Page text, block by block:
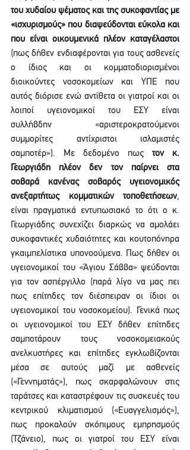
του χυδαίου ψέματος και της συκοφαντίας με
«ισχυρισμούς» που διαψεύδονται εύκολα και
που είναι οικουμενικά πλέον καταγέλαστοι
(πως δήθεν ενδιαφέρονται για τους ασθενείς
ο ίδιος και οι κομματοδιορισμένοι
διοικούντες νοσοκομείων και ΥΠΕ που
αυτός διόρισε ενώ αντίθετα οι γιατροί και οι
λοιποί υγειονομικοί του ΕΣΥ είναι
συλλήβδην «αριστεροκρατούμενοι
συμμορίτες αντίχριστοι ισλαμιστές
σαμποτέρ»). Με δεδομένο πως τον κ.
Γεωργιάδη πλέον δεν τον παίρνει στα
σοβαρά κανένας σοβαρός υγειονομικός
ανεξαρτήτως κομματικών τοποθετήσεων,
είναι πραγματικά εντυπωσιακό το ότι ο κ.
Γεωργιάδης συνεχίζει διαρκώς να αμολάει
συκοφαντικές χυδαιότητες και κουτοπόνηρα
γκαιμπελίστικα υπονοούμενα. Πως δήθεν οι
υγειονομικοί του «Άγιου Σάββα» ψεύδονται
για τον ασπέργιλλο (παρά λίγο να μας πει
πως επίτηδες τον διέσπειραν οι ίδιοι οι
υγειονομικοί του νοσοκομείου). Γενικά πως
οι υγειονομικοί του ΕΣΥ δήθεν επίτηδες
σαμποτάρουν τους νοσοκομειακούς
ανελκυστήρες και επίτηδες εγκλωβίζονται
μέσα σε αυτούς μαζί με ασθενείς
(«Γεννηματάς»), πως σκαρφαλώνουν στις
ταράτσες και καταστρέφουν τις συσκευές του
κεντρικού κλιματισμού («Ευαγγελισμός»),
πως προκαλούν σκόπιμους εμπρησμούς
(Τζάνειο), πως οι γιατροί του ΕΣΥ είναι